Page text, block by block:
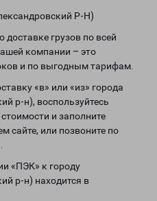
Р-Н)
доставке грузов по всей
компании – это
и по выгодным тарифам.
«в» или «из» города
р-н), воспользуйтесь
и заполните
сайте, или позвоните по
«ПЭК» к городу
р-н) находится в